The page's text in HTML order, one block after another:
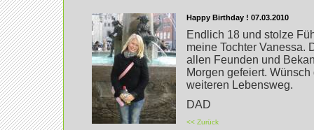
Happy Birthday ! 07.03.2010
Endlich 18 und stolze
meine Tochter Vanessa.
allen Feunden und
Morgen gefeiert.
weiteren Lebensweg.
DAD
<< Zurück